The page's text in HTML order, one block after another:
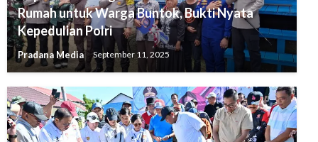
Rumah untuk Warga Buntok, Bukti Nyata
Kepedulian Polri
Pradana Media September 11, 2025